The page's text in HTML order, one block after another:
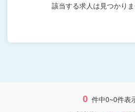
該当する求人は見つかり
0 件中0~0件表